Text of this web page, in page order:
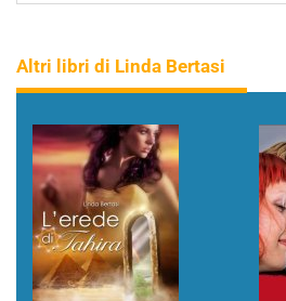
Altri libri di Linda Bertasi